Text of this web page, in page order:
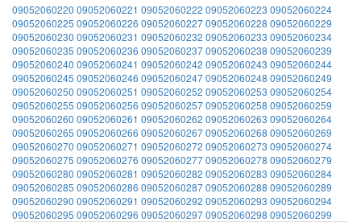
09052060220 09052060221 09052060222 09052060223 09052060224
09052060225 09052060226 0905206022709052060228 09052060229
09052060230 09052060231 09052060232 09052060233 09052060234
09052060235 09052060236 0905206023709052060238 09052060239
09052060240 09052060241 09052060242 09052060243 09052060244
09052060245 09052060246 0905206024709052060248 09052060249
09052060250 09052060251 09052060252 09052060253 09052060254
09052060255 09052060256 0905206025709052060258 09052060259
09052060260 09052060261 09052060262 09052060263 09052060264
09052060265 09052060266 0905206026709052060268 09052060269
09052060270 09052060271 09052060272 09052060273 09052060274
09052060275 09052060276 0905206027709052060278 09052060279
09052060280 09052060281 09052060282 09052060283 09052060284
09052060285 09052060286 0905206028709052060288 09052060289
09052060290 09052060291 09052060292 09052060293 09052060294
09052060295 09052060296 0905206029709052060298 09052060299